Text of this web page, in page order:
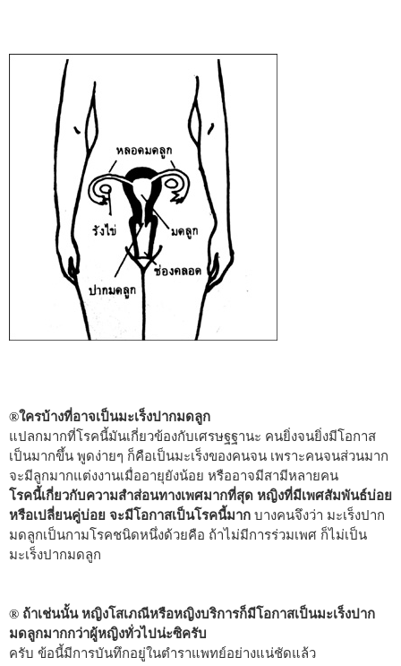
®ใครบ้างที่อาจเป็นมะเร็งปากมดลูก
แปลกมากที่โรคนี้มันเกี่ยวข้องกับเศรษฐฐานะ คนยิ่งจนยิ่งมีโอกาส
เป็นมากขึ้น พูดง่ายๆ ก็คือเป็นมะเร็งของคนจน เพราะคนจนส่วนมาก
จะมีลูกมากแต่งงานเมื่ออายุยังน้อย หรืออาจมีสามีหลายคน
โรคนี้เกี่ยวกับความสำส่อนทางเพศมากที่สุด หญิงที่มีเพศสัมพันธ์บ่อย
หรือเปลี่ยนคู่บ่อย จะมีโอกาสเป็นโรคนี้มาก บางคนจึงว่า มะเร็งปาก
มดลูกเป็นกามโรคชนิดหนึ่งด้วยคือ ถ้าไม่มีการร่วมเพศ ก็ไม่เป็น
มะเร็งปากมดลูก
® ถ้าเช่นนั้น หญิงโสเภณีหรือหญิงบริการก็มีโอกาสเป็นมะเร็งปาก
มดลูกมากกว่าผู้หญิงทั่วไปน่ะซิครับ
ครับ ข้อนี้มีการบันทึกอยู่ในตำราแพทย์อย่างแน่ชัดแล้ว